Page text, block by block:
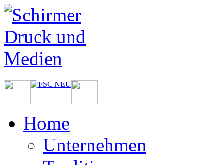
Home
Unternehmen